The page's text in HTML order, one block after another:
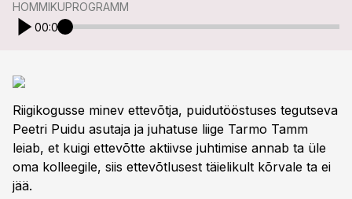
HOMMIKUPROGRAMM
00:00
Riigikogusse minev ettevõtja, puidutööstuses tegutseva
Peetri Puidu asutaja ja juhatuse liige Tarmo Tamm
leiab, et kuigi ettevõtte aktiivse juhtimise annab ta üle
oma kolleegile, siis ettevõtlusest täielikult kõrvale ta ei
jää.